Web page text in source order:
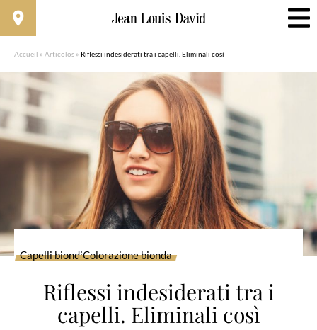
Accueil » Articolos » Riflessi indesiderati tra i capelli. Eliminali così
Capelli biondiColorazione bionda
Riflessi indesiderati tra i
capelli. Eliminali così